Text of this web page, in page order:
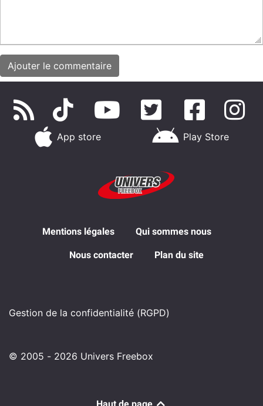
App store Play Store
Mentions légales Qui sommes nous
Nous contacter Plan du site
Gestion de la confidentialité (RGPD)
© 2005 - 2026 Univers Freebox